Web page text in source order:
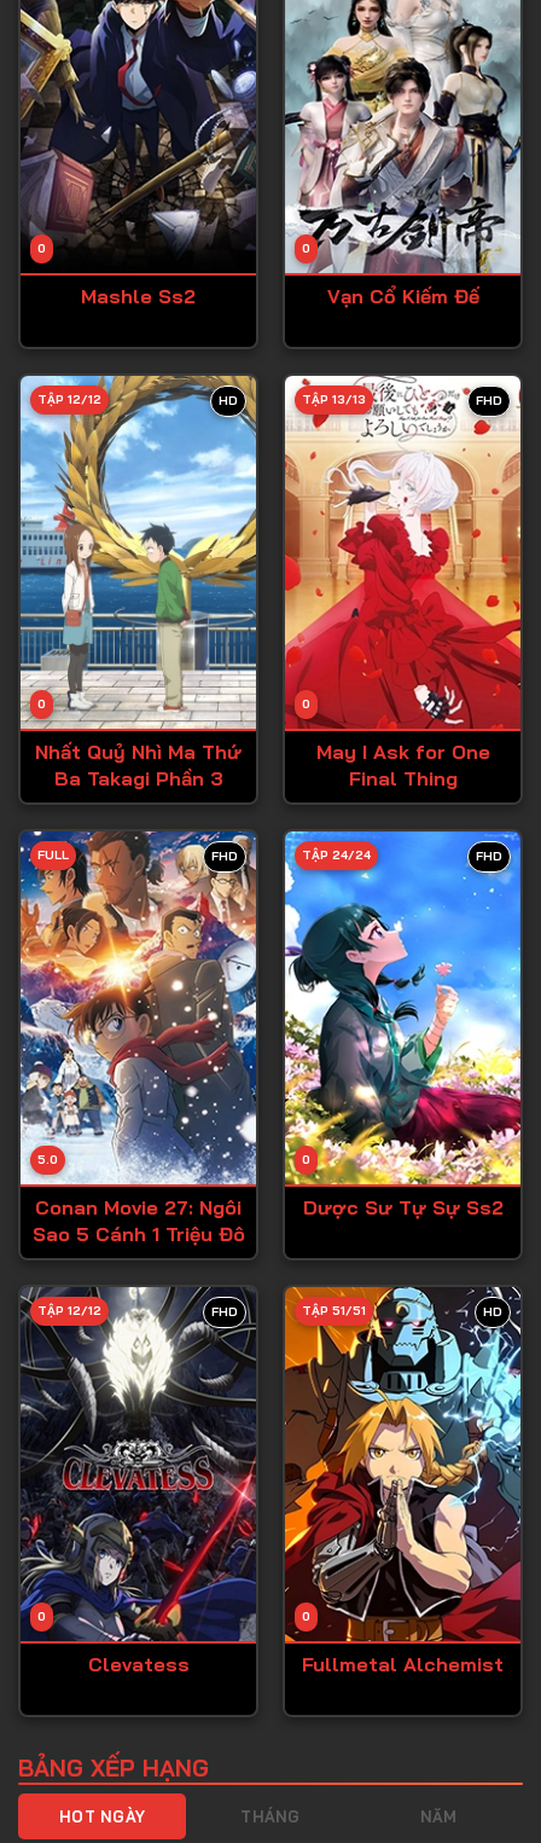
Tập 9
Tập 10
Tập 11
Tập 12
Tập 13
Tập 14
Tập 15
Tập 17
Tập 18
Tập 19
Tập 20
Tập 21
Tập 22
Tập 23
Tập 24
Tập 25
Tập 26
Tập 29
Tập 30
Tập 31
Tập 32
Tập 33
Tập 34
Tập 35
Tập 36
Tập 38
Tập 39
Tập 40
Tập 41
Tập 42
Tập 43
Tập 44
Tập 45
Tập 46
Tập 47
Tập 49
0
Mashle Ss2
0
Vạn Cổ Kiếm Đế
HD
0
TẬP 12/12
Nhất Quỷ Nhì Ma Thứ
Ba Takagi Phần 3
FHD
0
TẬP 13/13
May I Ask for One
Final Thing
FHD
5.0
FULL
Conan Movie 27: Ngôi
Sao 5 Cánh 1 Triệu Đô
FHD
0
TẬP 24/24
Dược Sư Tự Sự Ss2
FHD
0
TẬP 12/12
Clevatess
HD
0
TẬP 51/51
Fullmetal Alchemist
BẢNG XẾP HẠNG
HOT NGÀY THÁNG NĂM